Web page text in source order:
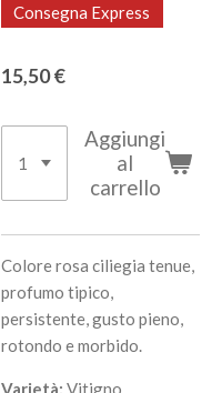
Consegna Express
15,50 €
Aggiungi
al
carrello
Colore rosa ciliegia tenue,
profumo tipico,
persistente, gusto pieno,
rotondo e morbido.
Varietà: Vitigno